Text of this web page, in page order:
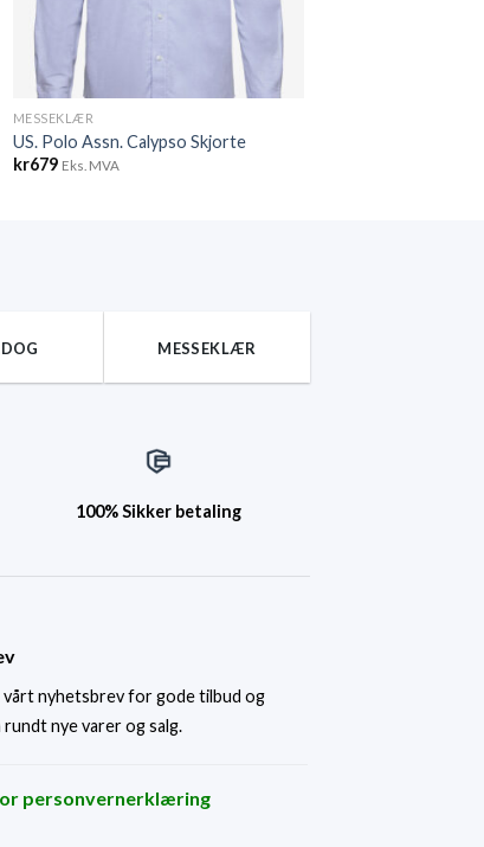
MESSEKLÆR
US. Polo Assn. Calypso Skjorte
kr679 Eks. MVA
MESSEKLÆR
100% Sikker betaling
vårt nyhetsbrev for gode tilbud og
nye varer og salg.
personvernerklæring